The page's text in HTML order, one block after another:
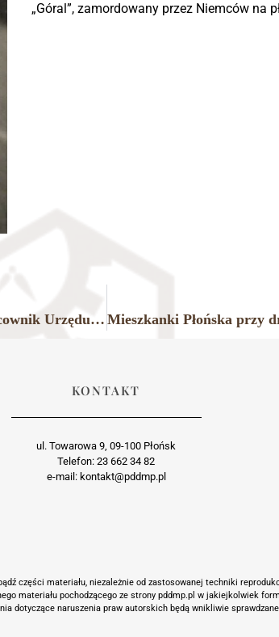
„Góral”, zamordowany przez Niemców na
Janusz Śmietański (1921-1945), urodzony w Płońsku, pracownik Urzędu Gminy Wójty-Zamoście, żołnierz Armii Krajowej, zamordowany przez Niemców na płońskich Piaskach w styczniu 1945 r. Mieszkanki Płońska przy
KONTAKT
ul. Towarowa 9, 09-100 Płońsk
Telefon: 23 662 34 82
e-mail: kontakt@pddmp.pl
części materiału, niezależnie od zastosowanej techniki
materiału pochodzącego ze strony pddmp.pl w jakiejkolwiek
dotyczące naruszenia praw autorskich będą wnikliwie